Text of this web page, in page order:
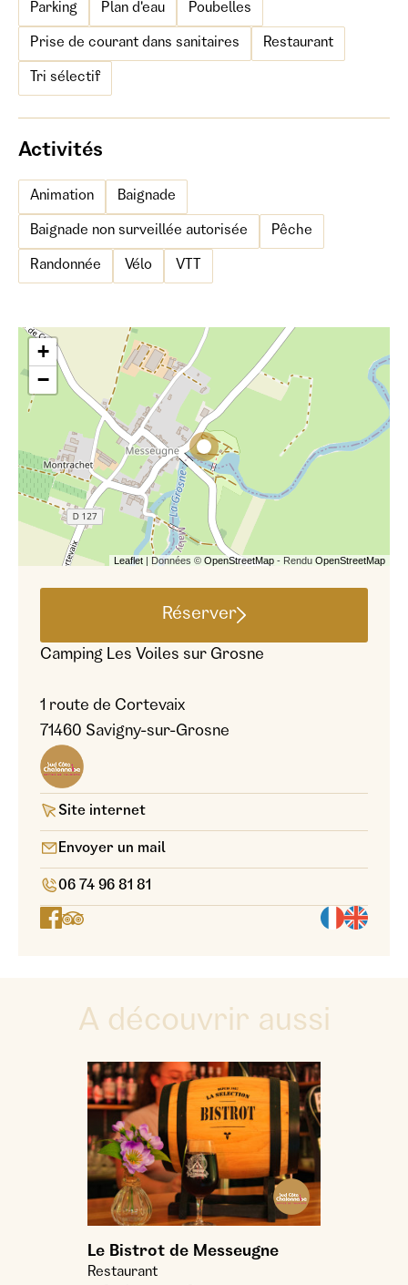
Parking Plan d'eau Poubelles
Prise de courant dans sanitaires Restaurant
Tri sélectif
Activités
Animation Baignade
Baignade non surveillée autorisée Pêche
Randonnée Vélo VTT
+
−
Leaflet | Données © OpenStreetMap - Rendu OpenStreetMap
Réserver
Camping Les Voiles sur Grosne
1 route de Cortevaix
71460 Savigny-sur-Grosne
Site internet
Envoyer un mail
06 74 96 81 81
A découvrir aussi
Le Bistrot de Messeugne
Restaurant